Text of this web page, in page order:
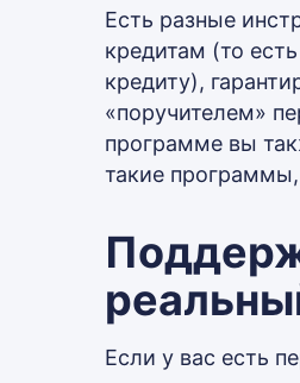
Есть разные
кредитам (то
кредиту),
«поручителем»
программе вы
такие
Если у вас есть